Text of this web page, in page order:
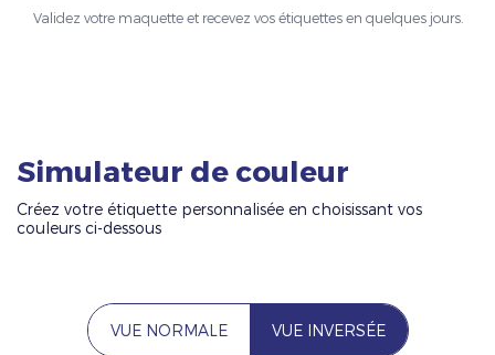
Validez votre maquette et recevez vos étiquettes en quelques jours.
Simulateur de couleur
Créez votre étiquette personnalisée en choisissant vos
couleurs ci-dessous
VUE NORMALE VUE INVERSÉE